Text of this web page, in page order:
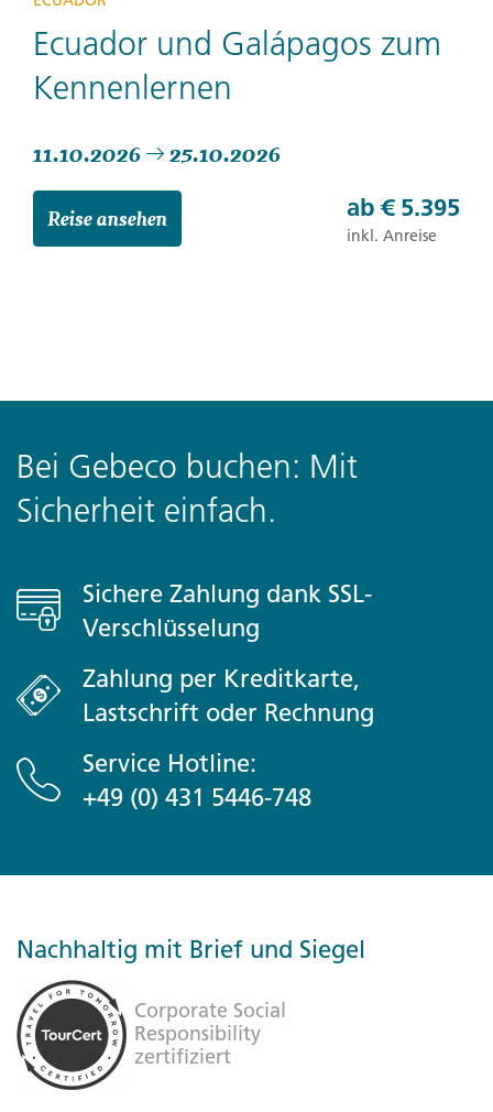
Ecuador und Galápagos zum
Kennenlernen
11.10.2026 25.10.2026
Reise ansehen ab € 5.395
inkl. Anreise
Bei Gebeco buchen: Mit
Sicherheit einfach.
Sichere Zahlung dank SSL-
Verschlüsselung
Zahlung per Kreditkarte,
Lastschrift oder Rechnung
Service Hotline:
+49 (0) 431 5446-748
Nachhaltig mit Brief und Siegel